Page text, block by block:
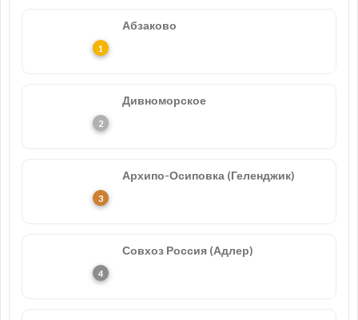
Абзаково
Дивноморское
Архипо-Осиповка (Геленджик)
Совхоз Россия (Адлер)